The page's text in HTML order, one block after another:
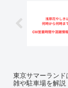
東京サマーラン
雑や駐車場を解説